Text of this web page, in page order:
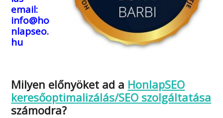
email:
info@ho
nlapseo.
hu
Milyen előnyöket ad a HonlapSEO
keresőoptimalizálás/SEO szolgáltatása
számodra?